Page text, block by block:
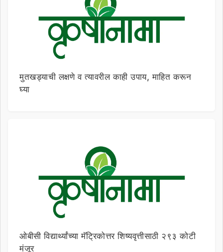
मुतखड्याची लक्षणे व त्यावरील काही उपाय, माहित करून
घ्या
ओबीसी विद्यार्थ्यांच्या मॅट्रिकोत्तर शिष्यवृत्तीसाठी २९३ कोटी
मंजूर